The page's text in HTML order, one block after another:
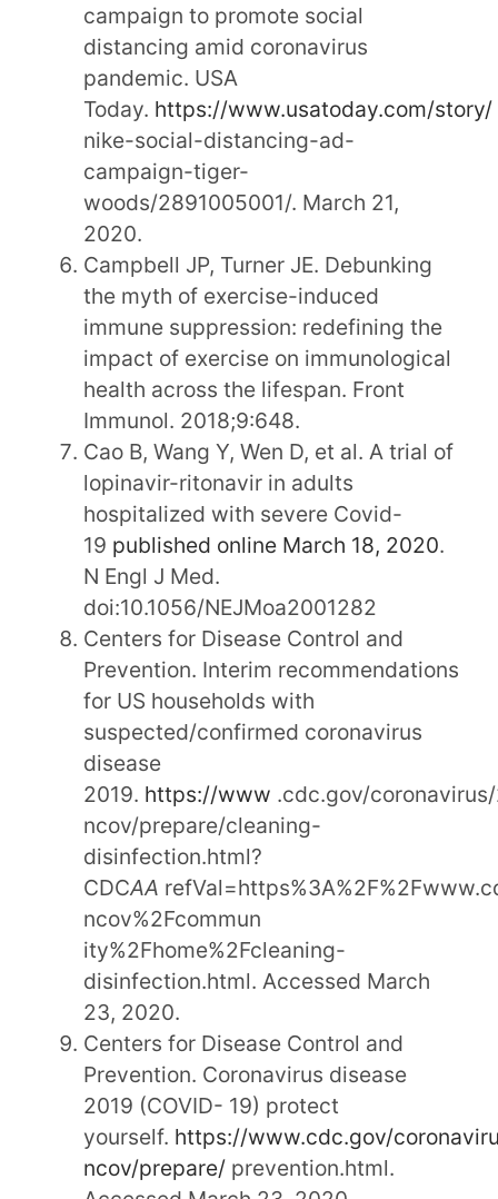
campaign to promote social
distancing amid coronavirus
pandemic. USA
Today. https://www.usatoday.com/story/
nike-social-distancing-ad-
campaign-tiger-
woods/2891005001/. March 21,
2020.
Campbell JP, Turner JE. Debunking
the myth of exercise-induced
immune suppression: redefining the
impact of exercise on immunological
health across the lifespan. Front
Immunol. 2018;9:648.
Cao B, Wang Y, Wen D, et al. A trial of
lopinavir-ritonavir in adults
hospitalized with severe Covid-
19 published online March 18, 2020.
N Engl J Med.
doi:10.1056/NEJMoa2001282
Centers for Disease Control and
Prevention. Interim recommendations
for US households with
suspected/confirmed coronavirus
disease
2019. https://www .cdc.gov/
ncov/prepare/cleaning-
disinfection.html?
CDCAA
ncov%2Fcommun
ity%2Fhome%2Fcleaning-
disinfection.html. Accessed March
23, 2020.
Centers for Disease Control and
Prevention. Coronavirus disease
2019 (COVID- 19) protect
yourself. https://www.cdc.gov/
ncov/prepare/ prevention.html.